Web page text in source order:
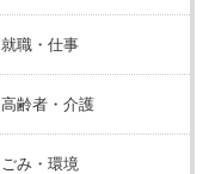
就職・仕事
高齢者・介護
ごみ・環境